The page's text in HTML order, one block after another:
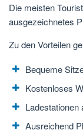
Die meisten
ausgezeichnetes
Zu den Vorteilen
Bequeme
Kostenloses
Ladestationen
Ausreichend